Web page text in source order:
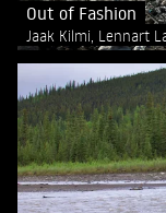
Out of Fashion
Jaak Kilmi, Lennart